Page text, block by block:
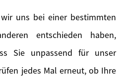
uns bei einer bestimmten
entschieden haben,
Sie unpassend für unser
jedes Mal erneut, ob Ihre